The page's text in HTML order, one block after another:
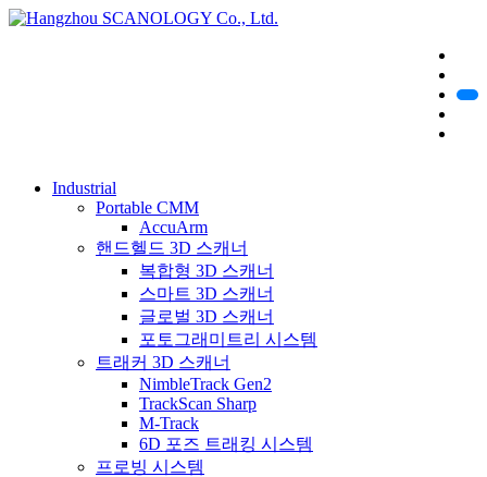
Industrial
Portable CMM
AccuArm
핸드헬드 3D 스캐너
복합형 3D 스캐너
스마트 3D 스캐너
글로벌 3D 스캐너
포토그래미트리 시스템
트래커 3D 스캐너
NimbleTrack Gen2
TrackScan Sharp
M-Track
6D 포즈 트래킹 시스템
프로빙 시스템